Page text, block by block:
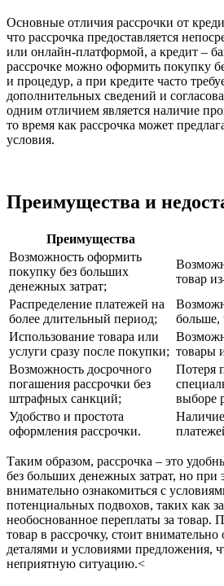
Основные отличия рассрочки от
что рассрочка предоставляется
или онлайн-платформой, а кредит –
рассрочке можно оформить покупку
и процедур, а при кредите часто
дополнительных сведений и
одним отличием является наличие
то время как рассрочка может
условия.
Преимущества и
Преимущества
Возможность оформить
покупку без больших
денежных затрат;
товар
Распределение платежей на
более длительный период;
больше,
Использование товара или
услуги сразу после покупки; товары
Возможность досрочного
погашения рассрочки без
штрафных санкций;
Потеря
выборе
Удобство и простота
оформления рассрочки.
Таким образом, рассрочка – это
без больших денежных затрат, но при
внимательно ознакомиться с
потенциальных подвохов, таких как
необоснованное переплаты за товар.
товар в рассрочку, стоит внимательно
деталями и условиями предложения,
неприятную ситуацию.<